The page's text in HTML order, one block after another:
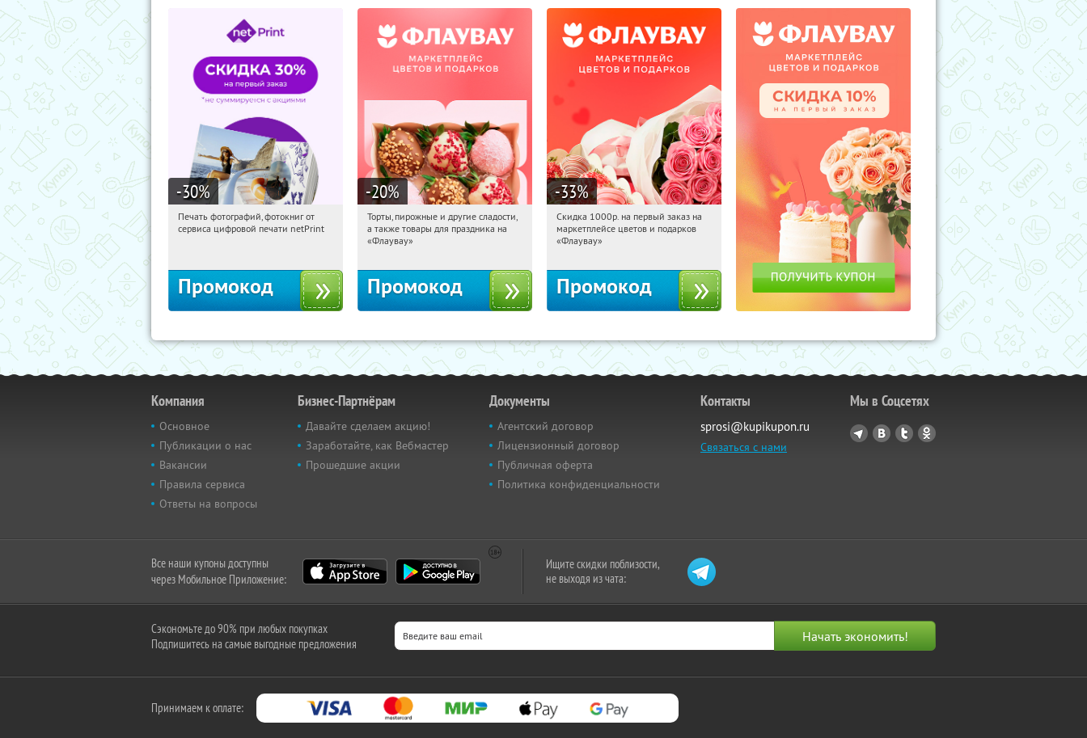
-30%
04:14:07 Получили:
Печать фотографий, фотокниг от
сервиса цифровой печати netPrint
Промокод
-20%
04:14:07 Получили:
Россия
Торты, пирожные и другие сладости,
а также товары для праздника на
«Флаувау»
Промокод
-33%
04:14:07 Получили:
Россия
Скидка 1000р. на первый заказ на
маркетплейсе цветов и подарков
«Флаувау»
Промокод
Компания
Основное
Публикации о нас
Вакансии
Правила сервиса
Ответы на вопросы
Бизнес-Партнёрам
Давайте сделаем акцию!
Заработайте, как Вебмастер
Прошедшие акции
Документы
Агентский договор
Лицензионный договор
Публичная оферта
Политика конфиденциальности
Контакты
sprosi@kupikupon.ru
Связаться с нами
Мы в Соцсетях
Все наши купоны доступны
через Мобильное Приложение:
Ищите скидки поблизости,
не выходя из чата:
Сэкономьте до 90% при любых покупках
Подпишитесь на самые выгодные предложения
Принимаем к оплате: